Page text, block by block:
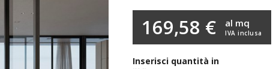
169,58 € IVA inclusa
al mq
Inserisci quantità in